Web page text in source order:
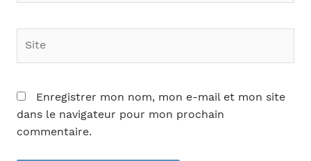
Enregistrer mon nom, mon e-mail et mon site
dans le navigateur pour mon prochain
commentaire.